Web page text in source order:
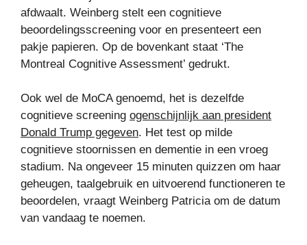
afdwaalt. Weinberg stelt een cognitieve
beoordelingsscreening voor en presenteert een
pakje papieren. Op de bovenkant staat ‘The
Montreal Cognitive Assessment’ gedrukt.
Ook wel de MoCA genoemd, het is dezelfde
cognitieve screening ogenschijnlijk aan president
Donald Trump gegeven. Het test op milde
cognitieve stoornissen en dementie in een vroeg
stadium. Na ongeveer 15 minuten quizzen om haar
geheugen, taalgebruik en uitvoerend functioneren te
beoordelen, vraagt ​​Weinberg Patricia om de datum
van vandaag te noemen.